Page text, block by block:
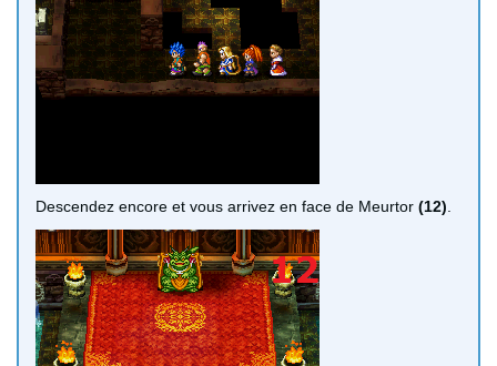
Descendez encore et vous arrivez en face de Meurtor (12)